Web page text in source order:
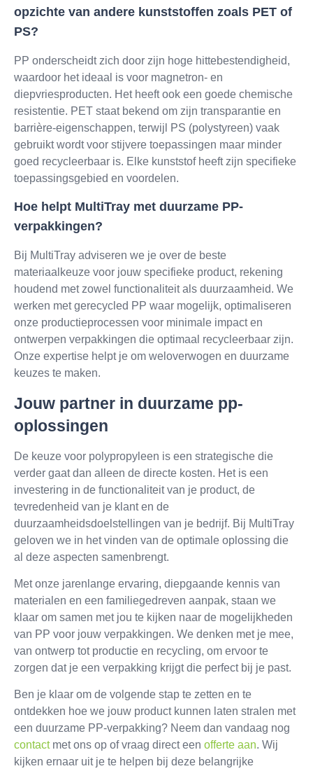
opzichte van andere kunststoffen zoals PET of
PS?
PP onderscheidt zich door zijn hoge hittebestendigheid,
waardoor het ideaal is voor magnetron- en
diepvriesproducten. Het heeft ook een goede chemische
resistentie. PET staat bekend om zijn transparantie en
barrière-eigenschappen, terwijl PS (polystyreen) vaak
gebruikt wordt voor stijvere toepassingen maar minder
goed recycleerbaar is. Elke kunststof heeft zijn specifieke
toepassingsgebied en voordelen.
Hoe helpt MultiTray met duurzame PP-
verpakkingen?
Bij MultiTray adviseren we je over de beste
materiaalkeuze voor jouw specifieke product, rekening
houdend met zowel functionaliteit als duurzaamheid. We
werken met gerecycled PP waar mogelijk, optimaliseren
onze productieprocessen voor minimale impact en
ontwerpen verpakkingen die optimaal recycleerbaar zijn.
Onze expertise helpt je om weloverwogen en duurzame
keuzes te maken.
Jouw partner in duurzame pp-
oplossingen
De keuze voor polypropyleen is een strategische die
verder gaat dan alleen de directe kosten. Het is een
investering in de functionaliteit van je product, de
tevredenheid van je klant en de
duurzaamheidsdoelstellingen van je bedrijf. Bij MultiTray
geloven we in het vinden van de optimale oplossing die
al deze aspecten samenbrengt.
Met onze jarenlange ervaring, diepgaande kennis van
materialen en een familiegedreven aanpak, staan we
klaar om samen met jou te kijken naar de mogelijkheden
van PP voor jouw verpakkingen. We denken met je mee,
van ontwerp tot productie en recycling, om ervoor te
zorgen dat je een verpakking krijgt die perfect bij je past.
Ben je klaar om de volgende stap te zetten en te
ontdekken hoe we jouw product kunnen laten stralen met
een duurzame PP-verpakking? Neem dan vandaag nog
contactmet ons op of vraag direct een offerte aan. Wij
kijken ernaar uit je te helpen bij deze belangrijke